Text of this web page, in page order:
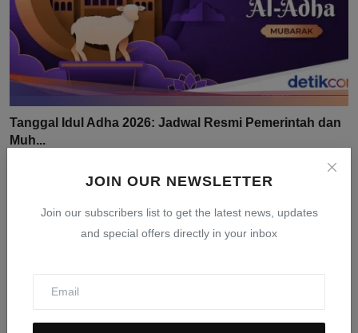
JOIN OUR NEWSLETTER
Join our subscribers list to get the latest news, updates
and special offers directly in your inbox
Tanggal Idul Adha 2026: Jadwal Resmi Pemerintah dan
Muh...